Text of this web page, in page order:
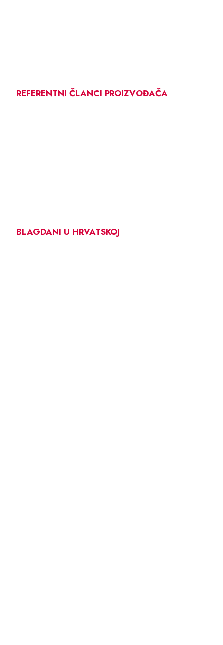
REFERENTNI ČLANCI PROIZVOĐAČA
BLAGDANI U HRVATSKOJ